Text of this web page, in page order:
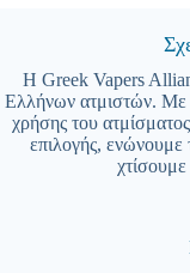
Η Greek Vapers
Ελλήνων ατμιστών. Με
χρήσης του
επιλογής, ενώνουμε